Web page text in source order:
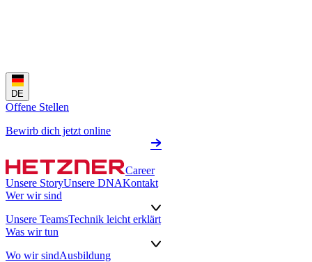
DE
Offene Stellen
Bewirb dich jetzt online
Career
Unsere StoryUnsere DNAKontakt
Wer wir sind
Unsere TeamsTechnik leicht erklärt
Was wir tun
Wo wir sindAusbildung